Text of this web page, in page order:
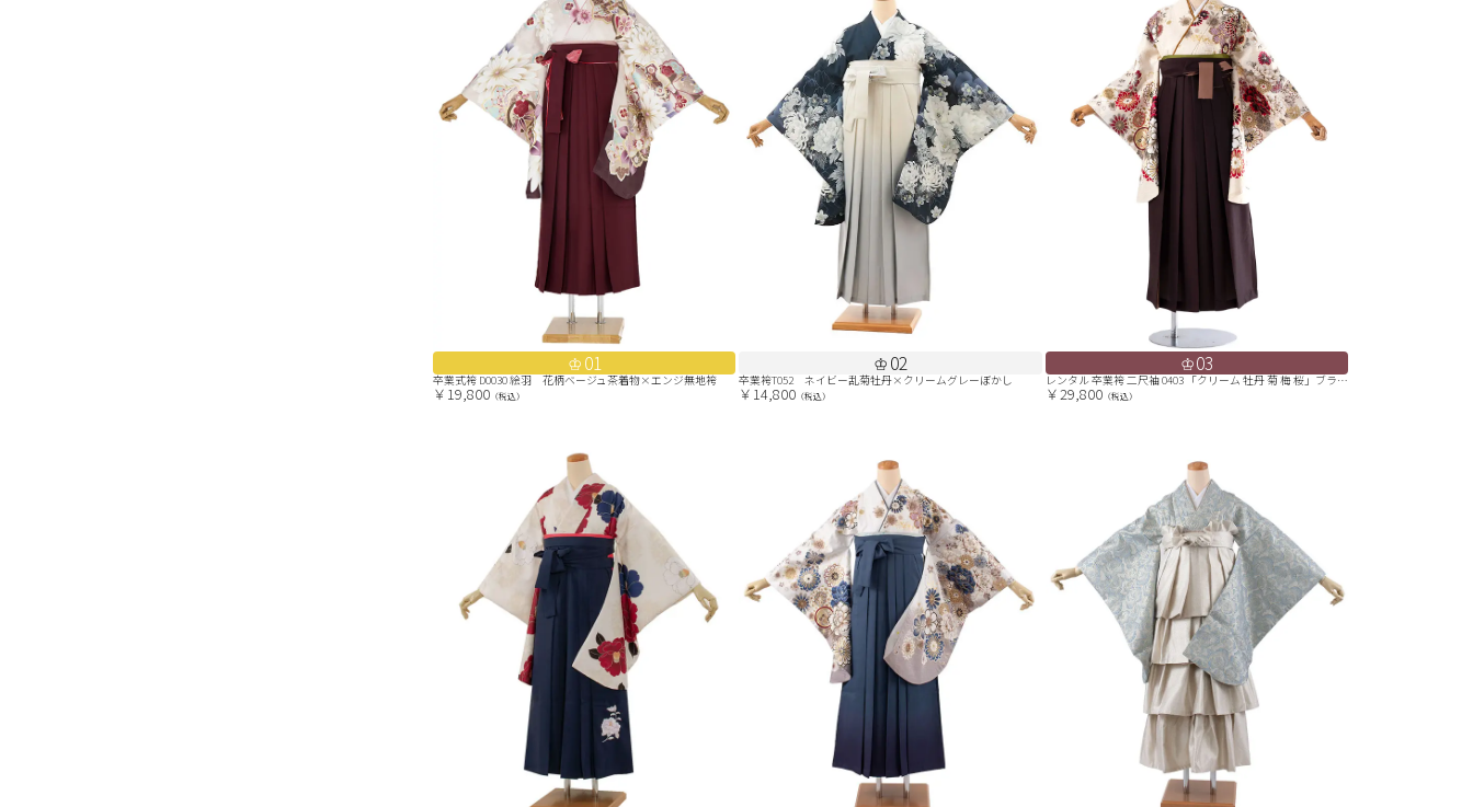
01
卒業式袴 D0030 絵羽 花柄ベージュ茶着物×エンジ無地袴
￥19,800 （税込）
02
卒業袴T052 ネイビー乱菊牡丹×クリームグレーぼかし
￥14,800 （税込）
03
レンタル 卒業袴 二尺袖 0403 「クリーム 牡丹 菊 梅 桜」ブラウン
￥29,800（税込）